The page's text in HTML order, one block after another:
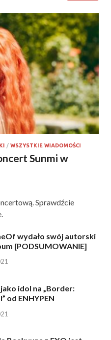
/ WSZYSTKIE WIADOMOŚCI
Sunmi w
Sprawdźcie
wydało swój autorski
[PODSUMOWANIE]
idol na „Border:
od ENHYPEN